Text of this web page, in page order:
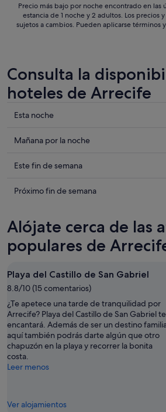
Precio más bajo por noche encontrado en las
estancia de 1 noche y 2 adultos. Los precios
sujetos a cambios. Pueden aplicarse términos
Consulta la
hoteles de Arrecife
Comprueba
precios
Arrecife
esta
ago
7
Esta noche
Comprueba
precios
Arrecife
por
noche,
ago
-
8
ago
Mañana por la noche
Comprueba
precios
para
fin
semana,
7
ago
-
9
ago
Este fin de semana
Comprueba
en
Arrecife
para
próximo
fin
de
semana,
14
ago
-
16
Próximo fin de semana
Alójate cerca de las
populares de
Playa del Castillo de San Gabriel
8.8/10 (15 comentarios)
¿Te apetece una tarde de tranquilidad por
Arrecife? Playa del Castillo de San Gabriel te
encantará. Además de ser un destino
aquí también podrás darte algún que otro
chapuzón en la playa y recorrer la bonita
costa.
Leer menos
Ver alojamientos